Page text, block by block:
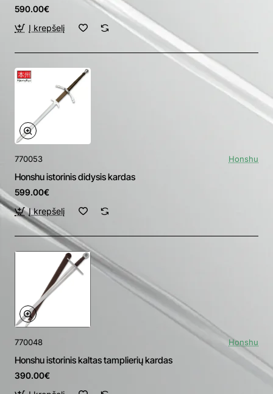
590.00€
Į krepšelį
770053 Honshu
Honshu istorinis didysis kardas
599.00€
Į krepšelį
770048 Honshu
Honshu istorinis kaltas tamplierių kardas
390.00€